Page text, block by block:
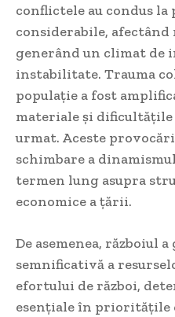
conflictele au condus
considerabile,
generând un climat de
instabilitate. Trauma
populație a fost
materiale și dificultățile
urmat. Aceste
schimbare a
termen lung asupra
economice a țării.
De asemenea, războiul
semnificativă a
efortului de război,
esențiale în prioritățile